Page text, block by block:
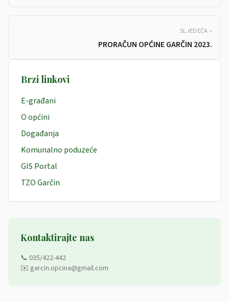
SLJEDEĆA »
PRORAČUN OPĆINE GARČIN 2023.
Brzi linkovi
E-građani
O općini
Događanja
Komunalno poduzeće
GIS Portal
TZO Garčin
Kontaktirajte nas
📞 035/422-442
✉️ garcin.opcina@gmail.com